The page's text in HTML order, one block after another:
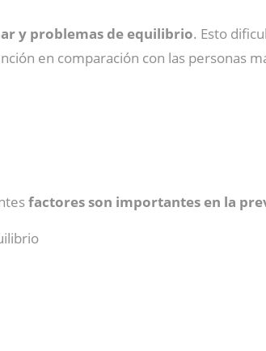
y problemas de equilibrio. Esto
en comparación con las personas
factores son importantes en la